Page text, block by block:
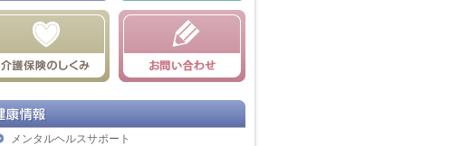
メンタルヘルスサポート